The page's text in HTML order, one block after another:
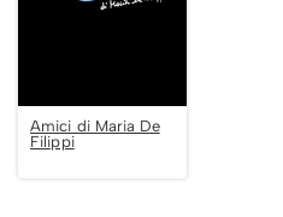
Amici di Maria De
Filippi